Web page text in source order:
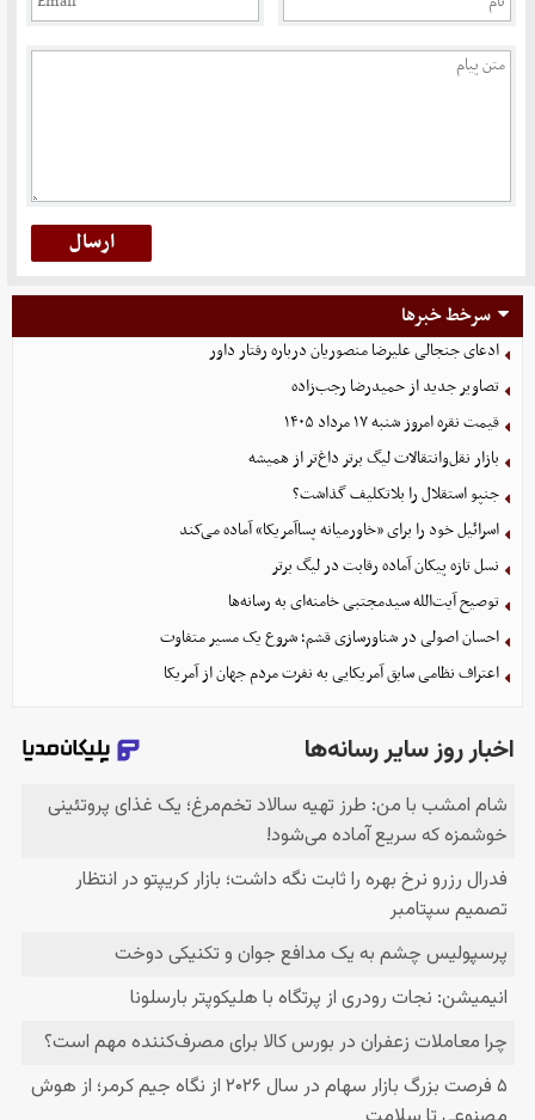
سرخط خبرها
ادعای جنجالی علیرضا منصوریان درباره رفتار داور
تصاویر جدید از حمیدرضا رجب‌زاده
قیمت نقره امروز شنبه ۱۷ مرداد ۱۴۰۵
بازار نقل‌وانتقالات لیگ برتر داغ‌تر از همیشه
جنپو استقلال را بلاتکلیف گذاشت؟
اسرائیل خود را برای «خاورمیانه پساآمریکا» آماده می‌کند
نسل تازه پیکان آماده رقابت در لیگ برتر
توصیح آیت‌الله سیدمجتبی خامنه‌ای به رسانه‌ها
احسان اصولی در شناورسازی قشم؛ شروع یک مسیر متفاوت
اعتراف نظامی سابق آمریکایی به نفرت مردم جهان از آمریکا